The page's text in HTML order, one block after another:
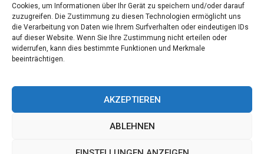
Cookies, um Informationen über Ihr Gerät zu speichern und/oder darauf
zuzugreifen. Die Zustimmung zu diesen Technologien ermöglicht uns
die Verarbeitung von Daten wie Ihrem Surfverhalten oder eindeutigen IDs
auf dieser Website. Wenn Sie Ihre Zustimmung nicht erteilen oder
widerrufen, kann dies bestimmte Funktionen und Merkmale
beeinträchtigen.
AKZEPTIEREN
ABLEHNEN